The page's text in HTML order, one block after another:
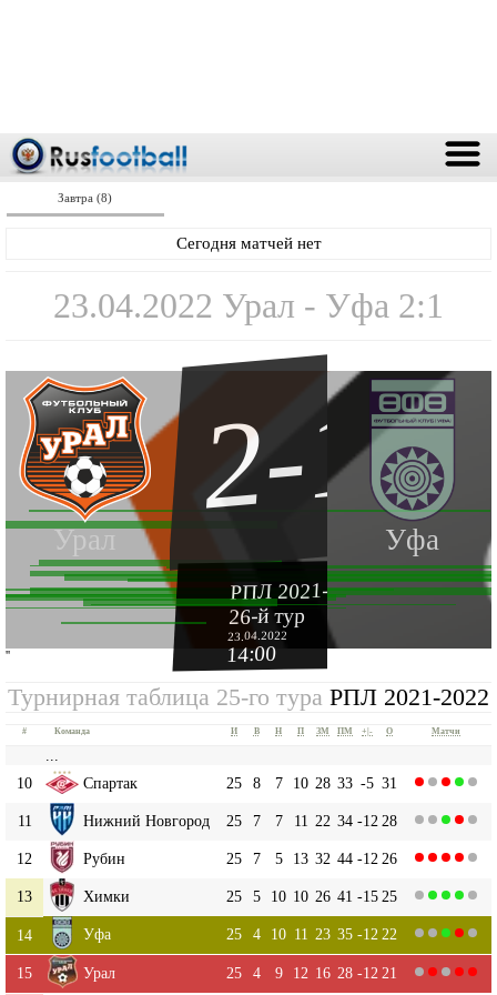
Завтра (8)
Сегодня матчей нет
23.04.2022 Урал - Уфа 2:1
Урал Уфа
2-1
РПЛ 2021-2022
26-й тур
23.04.2022
14:00
''
Турнирная таблица 25-го тура РПЛ 2021-2022
# Команда И В Н П ЗМ ПМ +|- О Матчи
10
Спартак 25 8 7 10 28 33 -5 31
11 Нижний Новгород 25 7 7 11 22 34 -12 28
12 Рубин 25 7 5 13 32 44 -12 26
13 Химки 25 5 10 10 26 41 -15 25
14 Уфа 25 4 10 11 23 35 -12 22
15 Урал 25 4 9 12 16 28 -12 21